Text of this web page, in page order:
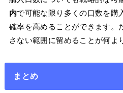
内で可能な限り多くの口数を購
確率を高めることができます。
さない範囲に留めることが何よ
まとめ